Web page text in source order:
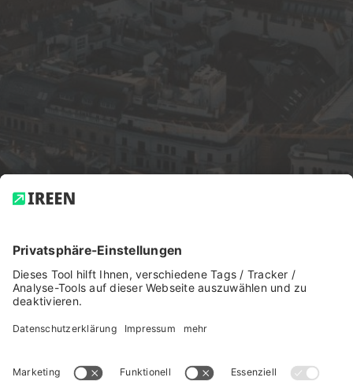
© 2023 Ireen GmbH. Impressum| AGB| Datenschutz|Über das